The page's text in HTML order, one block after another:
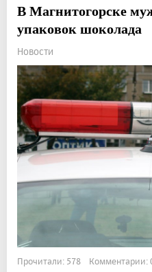
В Магнитогорске
упаковок шоколада
Новости
Прочитали: 578 Комментарии: